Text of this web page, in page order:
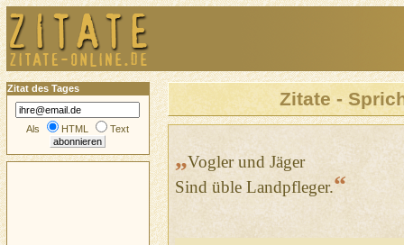
Zitate -
„Vogler und Jäger
Sind üble Landpfleger.“
Zitat des Tages
Als HTML Text